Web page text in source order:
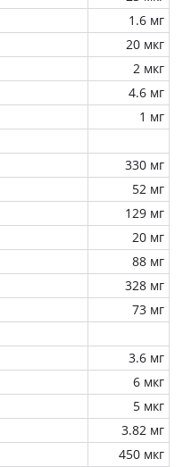
1.6 мг
20 мкг
2 мкг
4.6 мг
1 мг
330 мг
52 мг
129 мг
20 мг
88 мг
328 мг
73 мг
3.6 мг
6 мкг
5 мкг
3.82 мг
450 мкг